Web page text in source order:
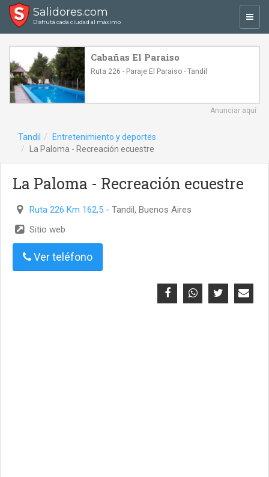
Salidores.com
Disfrutá cada ciudad al máximo
Cabañas El Paraiso
Ruta 226 - Paraje El Paraiso - Tandil
Anunciar aquí
Tandil
Entretenimiento y deportes
La Paloma - Recreación ecuestre
La Paloma - Recreación ecuestre
Ruta 226 Km 162,5 - Tandil, Buenos Aires
Sitio web
Ver teléfono